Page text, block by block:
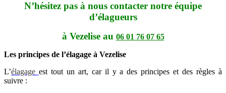
N’hésitez pas à nous contacter notre équipe
d’élagueurs
à Vezelise au 06 01 76 07 65
Les principes de l’élagage à Vezelise
L’élagage est tout un art, car il y a des principes et des règles à
suivre :